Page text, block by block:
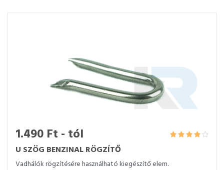
1.490 Ft - tól
U SZÖG BENZINAL RÖGZÍTŐ
Vadhálók rögzítésére használható kiegészítő elem.